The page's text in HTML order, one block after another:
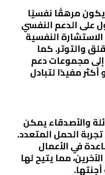
مرهقًا نفسيًا
على الدعم النفسي
النفسية
والتوتر. كما
مجموعات دعم
مفيدًا لتبادل
والأصدقاء يمكن
الحمل المتعدد.
في الأعمال
مما يتيح لها